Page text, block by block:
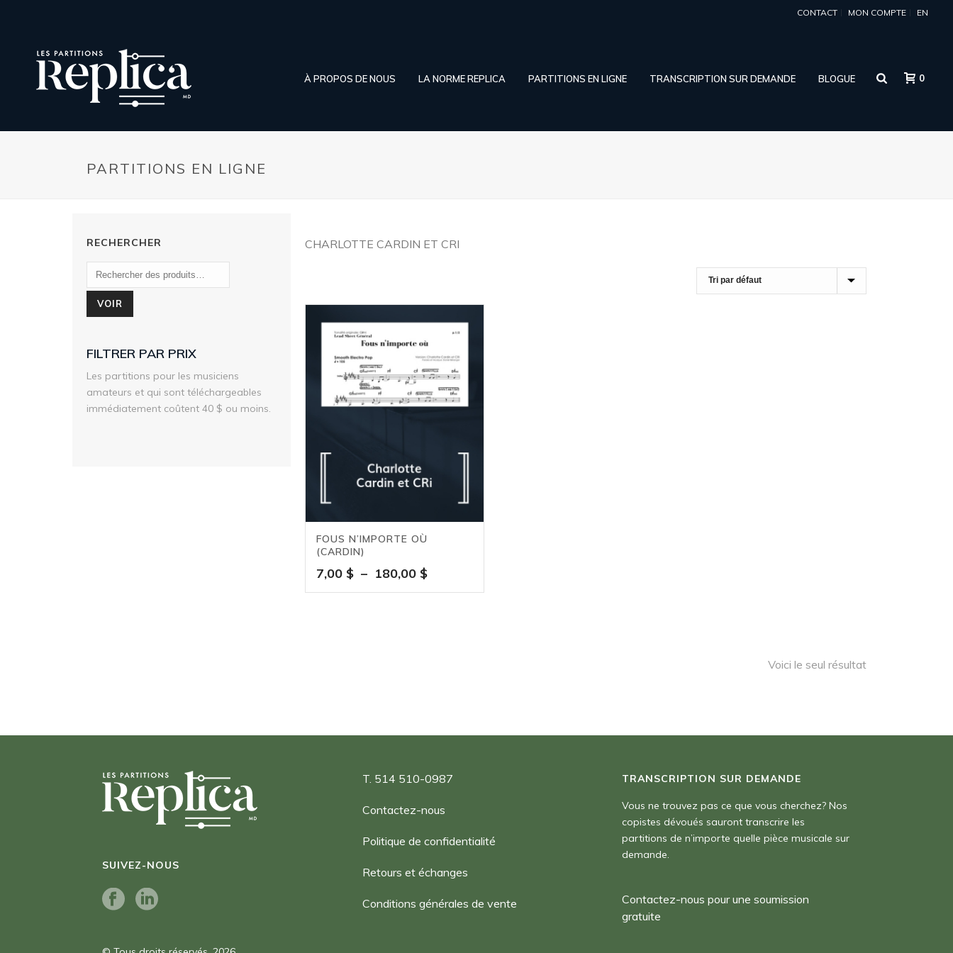
CONTACT MON COMPTE EN
À PROPOS DE NOUS LA NORME REPLICA PARTITIONS EN LIGNE TRANSCRIPTION SUR DEMANDE BLOGUE 0
PARTITIONS EN LIGNE
CHARLOTTE CARDIN ET CRI
FOUS N’IMPORTE OÙ
(CARDIN)
7,00 $ – 180,00 $Plage
de
Voici le seul résultat
RECHERCHER
VOIR
FILTRER PAR PRIX
Les partitions pour les musiciens
amateurs et qui sont téléchargeables
immédiatement coûtent 40 $ ou moins.
SUIVEZ-NOUS
T. 514 510-0987
Contactez-nous
Politique de confidentialité
Retours et échanges
Conditions générales de vente
TRANSCRIPTION SUR DEMANDE
Vous ne trouvez pas ce que vous cherchez? Nos
copistes dévoués sauront transcrire les
partitions de n’importe quelle pièce musicale sur
demande.
Contactez-nous pour une soumission
gratuite